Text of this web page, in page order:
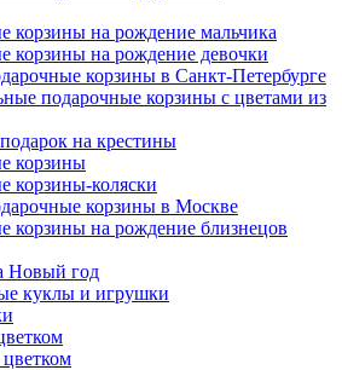
корзины на рождение мальчика
корзины на рождение девочки
корзины в Санкт-Петербурге
подарочные корзины с цветами из
на крестины
корзины
корзины-коляски
корзины в Москве
корзины на рождение близнецов
Новый год
куклы и игрушки